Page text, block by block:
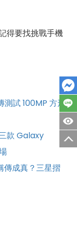
得要找挑戰手機
測試 100MP 方形
款 Galaxy
傳成真？三星摺